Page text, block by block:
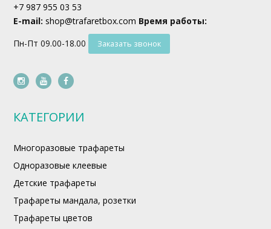
+7 987 955 03 53
E-mail: shop@trafaretbox.com Время работы:
Пн-Пт 09.00-18.00
Заказать звонок
instagram
youtubefacebook
КАТЕГОРИИ
Многоразовые трафареты
Одноразовые клеевые
Детские трафареты
Трафареты мандала, розетки
Трафареты цветов